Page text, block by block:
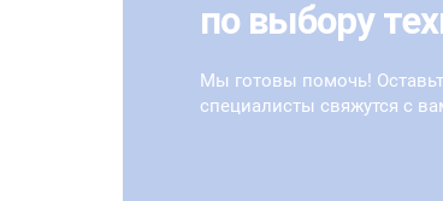
по выбору
Мы готовы помочь!
специалисты свяжутся с